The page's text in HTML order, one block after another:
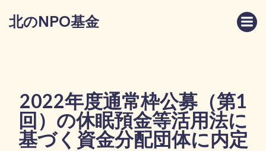
ス
キ
ッ
プ
北のNPO基金
2022年度通常枠公募（第1
回）の休眠預金等活用法に
基づく資金分配団体に内定